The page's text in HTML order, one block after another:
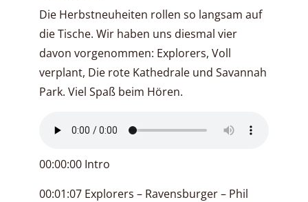
Die Herbstneuheiten rollen so langsam auf
die Tische. Wir haben uns diesmal vier
davon vorgenommen: Explorers, Voll
verplant, Die rote Kathedrale und Savannah
Park. Viel Spaß beim Hören.
00:00:00 Intro
00:01:07 Explorers – Ravensburger – Phil